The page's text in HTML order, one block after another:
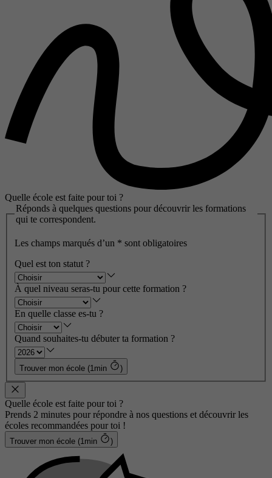
Quelle école est faite pour toi ?
Réponds à quelques questions pour découvrir les formations
qui te correspondent.
Les champs marqués d’un * sont obligatoires
Quel est ton statut ?
À quel niveau seras-tu pour cette formation ?
En quelle classe es-tu ?
Quand souhaites-tu débuter ta formation ?
Trouver mon école (1min )
Quelle école est faite pour toi ?
Prends 2 minutes pour répondre à nos questions et découvrir les
écoles recommandées pour toi !
Trouver mon école (1min )